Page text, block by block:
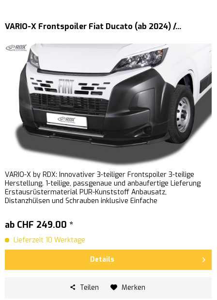
VARIO-X Frontspoiler Fiat Ducato (ab 2024) /...
VARIO-X by RDX: Innovativer 3-teiliger Frontspoiler 3-teilige
Herstellung. 1-teilige, passgenaue und anbaufertige Lieferung
Erstausrüstermaterial PUR-Kunststoff Anbausatz,
Distanzhülsen und Schrauben inklusive Einfache
ab CHF 249.00 *
Lieferzeit 10 Werktage
Details
Teilen Merken